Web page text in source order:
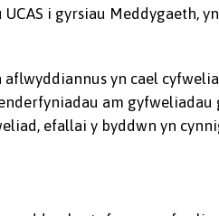
i gyrsiau Meddygaeth,
aflwyddiannus yn cael
am
efallai y byddwn yn